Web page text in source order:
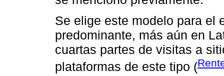
Se elige este modelo para el
predominante, más aún en
cuartas partes de visitas a
plataformas de este tipo (